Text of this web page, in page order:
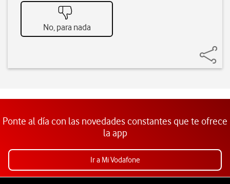
No, para nada
Ponte al día con las novedades constantes que te ofrece
la app
Ir a Mi Vodafone